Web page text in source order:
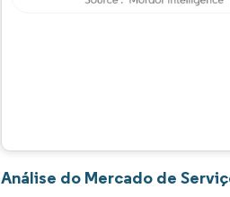
Análise do Mercado de